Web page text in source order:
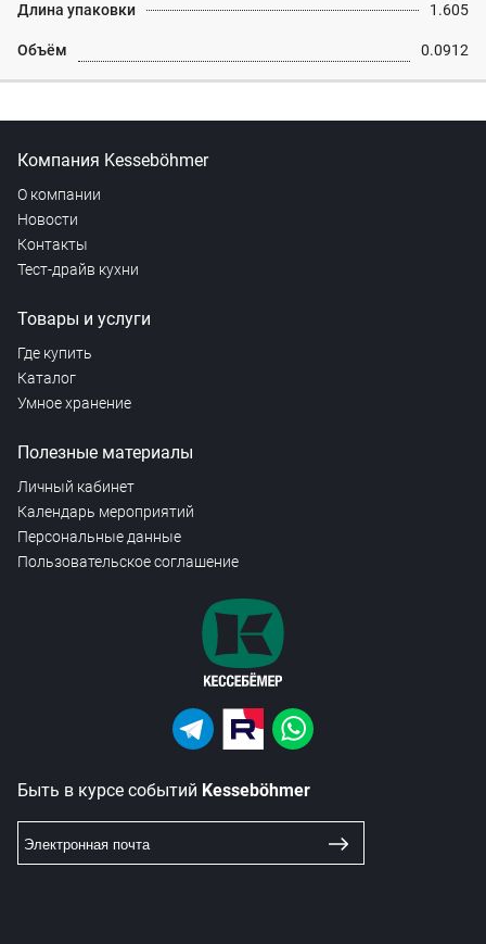
Длина упаковки 1.605
Объём 0.0912
Компания Kesseböhmer
О компании
Новости
Контакты
Тест-драйв кухни
Товары и услуги
Где купить
Каталог
Умное хранение
Полезные материалы
Личный кабинет
Календарь мероприятий
Персональные данные
Пользовательское соглашение
Быть в курсе событий Kesseböhmer